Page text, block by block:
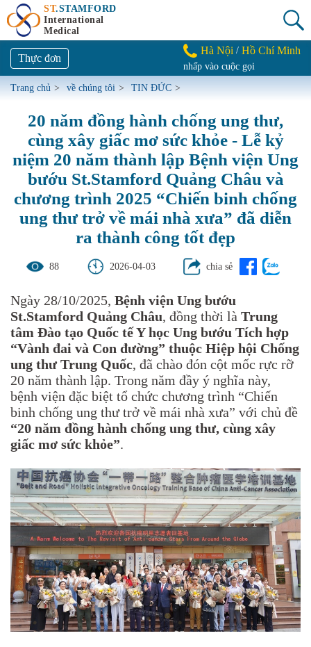
ST.STAMFORD
International
Medical
Thực đơn
Hà Nội / Hồ Chí Minh
nhấp vào cuộc gọi
Trang chủ > về chúng tôi > TIN ĐỨC >
20 năm đồng hành chống ung thư,
cùng xây giấc mơ sức khỏe - Lễ kỷ
niệm 20 năm thành lập Bệnh viện Ung
bướu St.Stamford Quảng Châu và
chương trình 2025 “Chiến binh chống
ung thư trở về mái nhà xưa” đã diễn
ra thành công tốt đẹp
88 2026-04-03 chia sẻ
Ngày 28/10/2025, Bệnh viện Ung bướu
St.Stamford Quảng Châu, đồng thời là Trung
tâm Đào tạo Quốc tế Y học Ung bướu Tích hợp
“Vành đai và Con đường” thuộc Hiệp hội Chống
ung thư Trung Quốc, đã chào đón cột mốc rực rỡ
20 năm thành lập. Trong năm đầy ý nghĩa này,
bệnh viện đặc biệt tổ chức chương trình “Chiến
binh chống ung thư trở về mái nhà xưa” với chủ đề
“20 năm đồng hành chống ung thư, cùng xây
giấc mơ sức khỏe”.